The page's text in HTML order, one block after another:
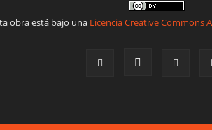
obra está bajo una Licencia Creative Commons